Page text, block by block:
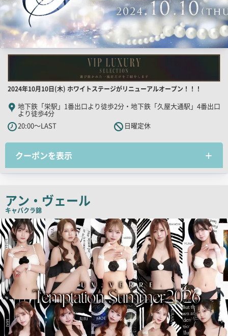
店
舗
PR
キ
コ
ー
2024年10月10日(木) ホワイトステージがリニューアルオープン！！！
地下鉄「栄駅」1番出口より徒歩2分・地下鉄「久屋大通駅」4番出口
より徒歩4分
20:00～LAST
日曜定休
クーポンを表示
アン・ヴェール
キャバクラ錦
検
索
結
果
一
覧
用
画
像